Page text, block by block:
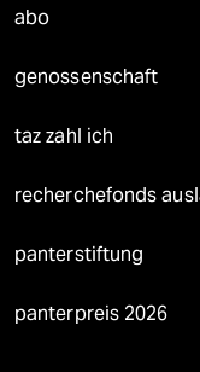
abo
genossenschaft
taz zahl ich
recherchefonds
panterstiftung
panterpreis 2026